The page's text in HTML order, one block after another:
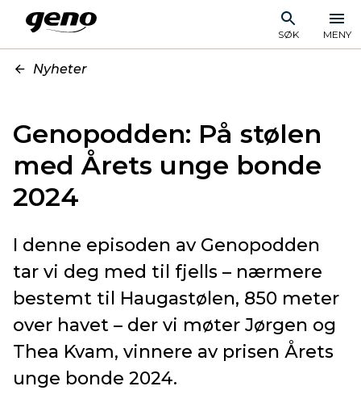
SØK MENY
Nyheter
Genopodden: På stølen
med Årets unge bonde
2024
I denne episoden av Genopodden
tar vi deg med til fjells – nærmere
bestemt til Haugastølen, 850 meter
over havet – der vi møter Jørgen og
Thea Kvam, vinnere av prisen Årets
unge bonde 2024.